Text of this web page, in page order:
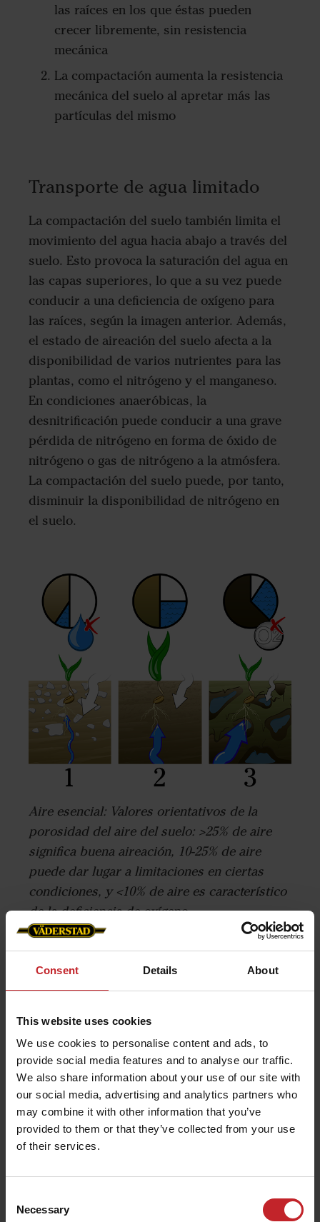
Consent Details About
This website uses cookies
We use cookies to personalise content and ads, to
provide social media features and to analyse our traffic.
We also share information about your use of our site with
our social media, advertising and analytics partners who
may combine it with other information that you’ve
provided to them or that they’ve collected from your use
of their services.
Selection
Necessary
las raíces en los que éstas pueden
crecer libremente, sin resistencia
mecánica
La compactación aumenta la resistencia
mecánica del suelo al apretar más las
partículas del mismo
Transporte de agua limitado
La compactación del suelo también limita el
movimiento del agua hacia abajo a través del
suelo. Esto provoca la saturación del agua en
las capas superiores, lo que a su vez puede
conducir a una deficiencia de oxígeno para
las raíces, según la imagen anterior. Además,
el estado de aireación del suelo afecta a la
disponibilidad de varios nutrientes para las
plantas, como el nitrógeno y el manganeso.
En condiciones anaeróbicas, la
desnitrificación puede conducir a una grave
pérdida de nitrógeno en forma de óxido de
nitrógeno o gas de nitrógeno a la atmósfera.
La compactación del suelo puede, por tanto,
disminuir la disponibilidad de nitrógeno en
el suelo.
Aire esencial: Valores orientativos de la
porosidad del aire del suelo: >25% de aire
significa buena aireación, 10-25% de aire
puede dar lugar a limitaciones en ciertas
condiciones, y <10% de aire es característico
de la deficiencia de oxígeno.
Para evitar la compactación del suelo, es
importante emplear medidas correctoras que
puedan contribuir a mejorar la estructura del
suelo a largo plazo. Entre estas medidas se
encuentran el drenaje, el ablandado de la
estructura, el mantenimiento del suelo
cubierto de vegetación y el suministro de
hacen que el suelo esté más seco,
profundidad.